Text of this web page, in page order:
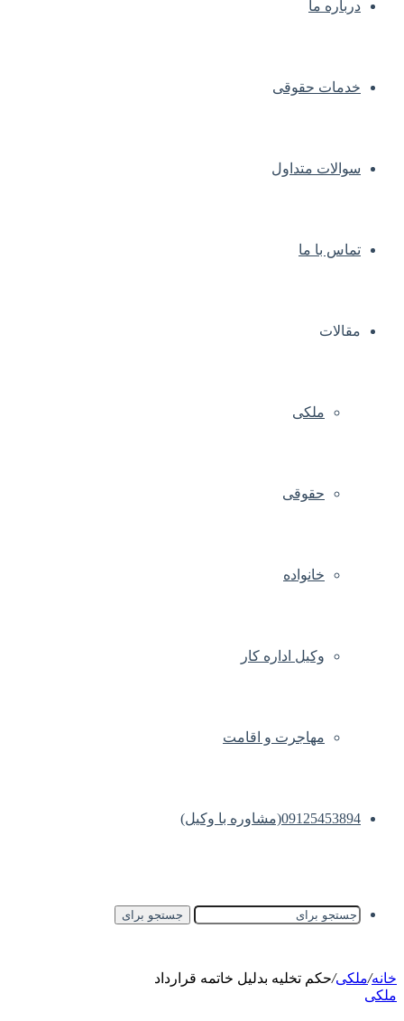
درباره ما
خدمات حقوقی
سوالات متداول
تماس با ما
مقالات
ملکی
حقوقی
خانواده
وکیل اداره کار
مهاجرت و اقامت
09125453894(مشاوره با وکیل)
جستجو برای
خانه/ملکی/حکم تخلیه بدلیل خاتمه قرارداد
ملکی